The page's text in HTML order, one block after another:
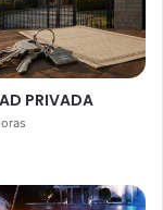
PRIVADA